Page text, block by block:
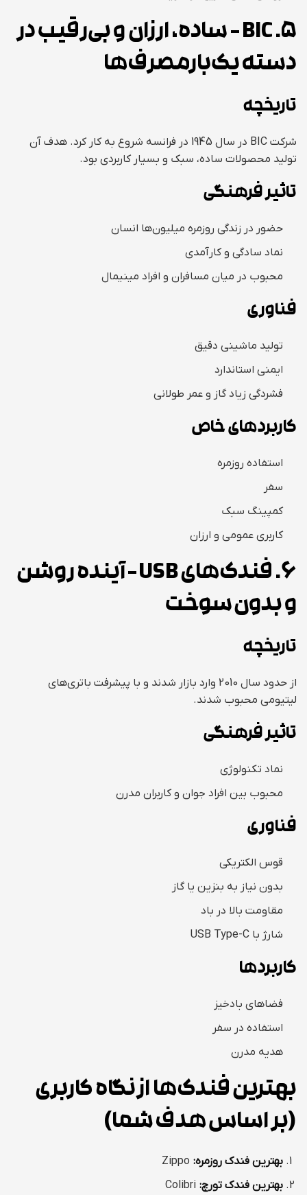
5. BIC – ساده، ارزان و بی‌رقیب در
دسته یک‌بارمصرف‌ها
تاریخچه
شرکت BIC در سال 1945 در فرانسه شروع به کار کرد. هدف آن
تولید محصولات ساده، سبک و بسیار کاربردی بود.
تاثیر فرهنگی
حضور در زندگی روزمره میلیون‌ها انسان
نماد سادگی و کارآمدی
محبوب در میان مسافران و افراد مینیمال
فناوری
تولید ماشینی دقیق
ایمنی استاندارد
فشردگی زیاد گاز و عمر طولانی
کاربردهای خاص
استفاده روزمره
سفر
کمپینگ سبک
کاربری عمومی و ارزان
6. فندک‌های USB – آینده روشن
و بدون سوخت
تاریخچه
از حدود سال 2010 وارد بازار شدند و با پیشرفت باتری‌های
لیتیومی محبوب شدند.
تاثیر فرهنگی
نماد تکنولوژی
محبوب بین افراد جوان و کاربران مدرن
فناوری
قوس الکتریکی
بدون نیاز به بنزین یا گاز
مقاومت بالا در باد
شارژ با USB Type-C
کاربردها
فضاهای بادخیز
استفاده در سفر
هدیه مدرن
بهترین فندک‌ها از نگاه کاربری
(بر اساس هدف شما)
بهترین فندک روزمره:
بهترین فندک تورچ: